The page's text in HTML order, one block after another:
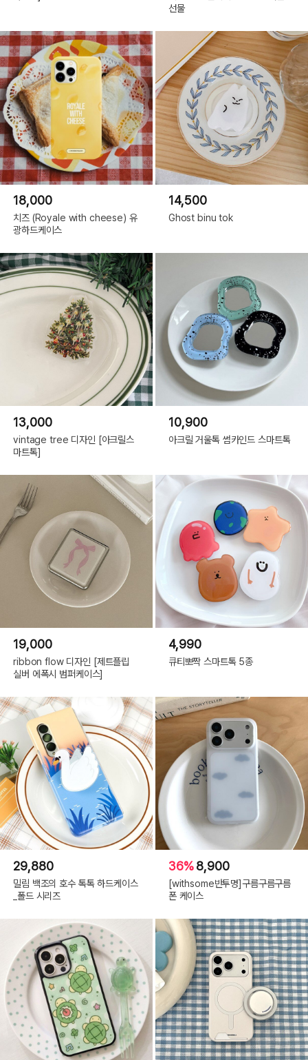
선물
18,000
치즈 (Royale with cheese) 유
광하드케이스
14,500
Ghost binu tok
13,000
vintage tree 디자인 [아크릴스
마트톡]
10,900
아크릴 거울톡 썸카인드 스마트톡
19,000
ribbon flow 디자인 [제트플립
실버 에폭시 범퍼케이스]
4,990
큐티뽀짝 스마트톡 5종
29,880
밀림 백조의 호수 톡톡 하드케이스
_폴드 시리즈
36%8,900
[withsome반투명]구름구름구름
폰 케이스